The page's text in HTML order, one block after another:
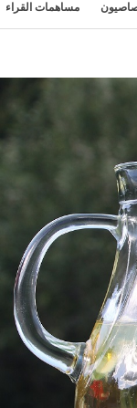
مساهمات القراء